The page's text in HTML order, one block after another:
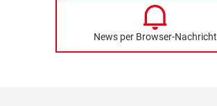
News per Browser-Nachricht